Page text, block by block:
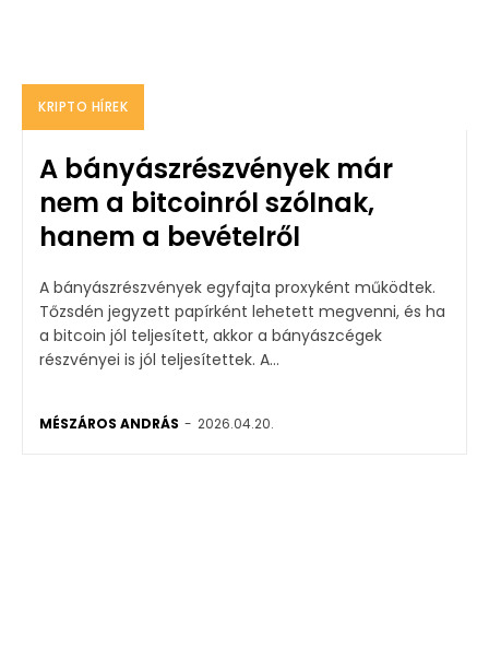
KRIPTO HÍREK
A bányászrészvények már
nem a bitcoinról szólnak,
hanem a bevételről
A bányászrészvények egyfajta proxyként működtek.
Tőzsdén jegyzett papírként lehetett megvenni, és ha
a bitcoin jól teljesített, akkor a bányászcégek
részvényei is jól teljesítettek. A...
MÉSZÁROS ANDRÁS - 2026.04.20.